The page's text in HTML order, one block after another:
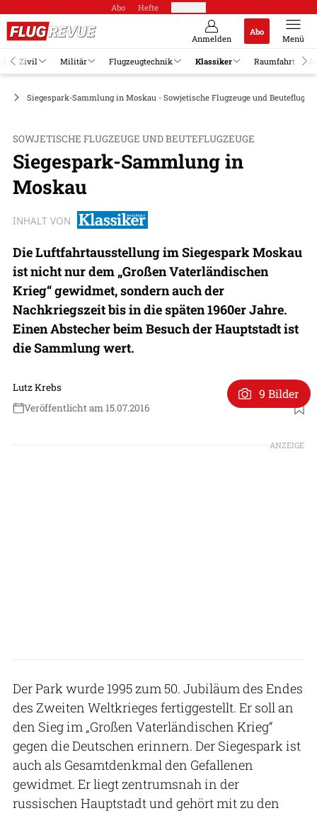
Abo Hefte
Anmelden
Abo
Menü
Zivil Militär Flugzeugtechnik Klassiker Raumfahrt
Siegespark-Sammlung in Moskau - Sowjetische Flugzeuge und
SOWJETISCHE FLUGZEUGE UND BEUTEFLUGZEUGE
Siegespark-Sammlung in
Moskau
INHALT VON
Die Luftfahrtausstellung im Siegespark Moskau
ist nicht nur dem „Großen Vaterländischen
Krieg“ gewidmet, sondern auch der
Nachkriegszeit bis in die späten 1960er Jahre.
Einen Abstecher beim Besuch der Hauptstadt ist
die Sammlung wert.
Lutz Krebs
Veröffentlicht am 15.07.2016
9 Bilder
ANZEIGE
Der Park wurde 1995 zum 50. Jubiläum des Endes
des Zweiten Weltkrieges fertiggestellt. Er soll an
den Sieg im „Großen Vaterländischen Krieg“
gegen die Deutschen erinnern. Der Siegespark ist
auch als Gesamtdenkmal den Gefallenen
gewidmet. Er liegt zentrumsnah in der
russischen Hauptstadt und gehört mit zu den